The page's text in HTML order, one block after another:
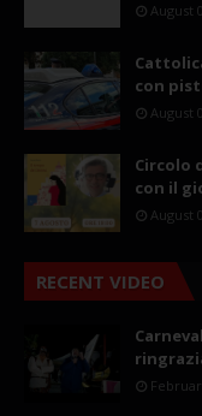
August
con
August
Circolo
con il
August
RECENT VIDEO